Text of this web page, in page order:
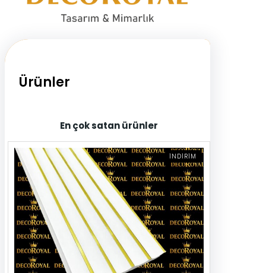
Ürünler
En çok satan ürünler
İNDIRIM
N
I
R
M
E
K
Ü
R